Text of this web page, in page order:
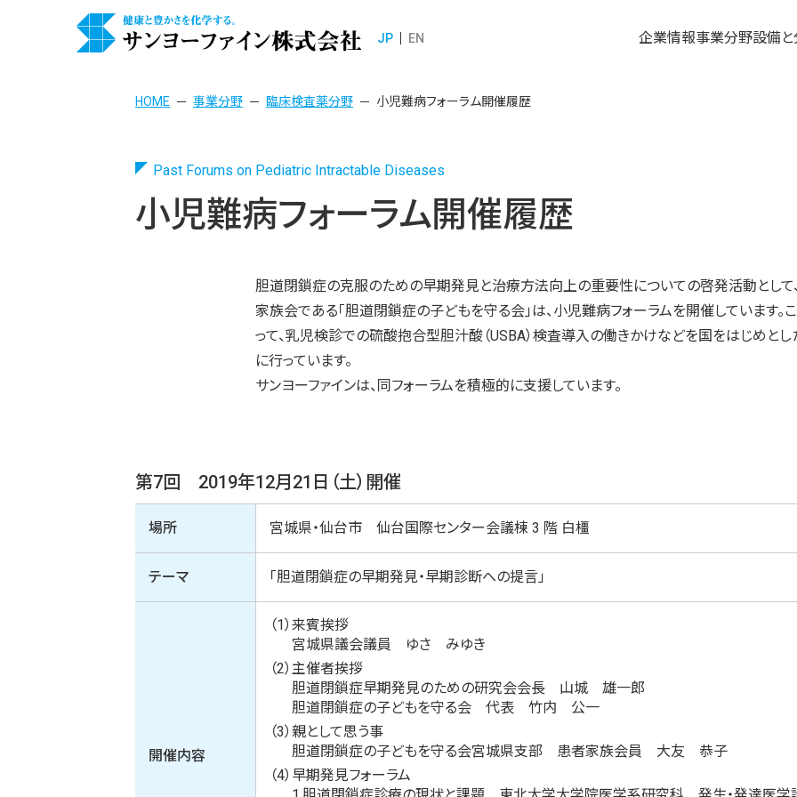
JP EN 企業情報事業分野設備
HOME 事業分野 臨床検査薬分野 小児難病フォーラム開催履歴
Past Forums on Pediatric Intractable Diseases
小児難病フォーラム開催履歴
胆道閉鎖症の克服のための早期発見と治療方法向上の重要性についての啓発活動として
家族会である「胆道閉鎖症の子どもを守る会」は、小児難病フォーラムを開催しています。
って、乳児検診での硫酸抱合型胆汁酸（USBA）検査導入の働きかけなどを国をはじめと
に行っています。
サンヨーファインは、同フォーラムを積極的に支援しています。
第7回 2019年12月21日（土）開催
場所 宮城県・仙台市 仙台国際センター会議棟 3 階 白橿
テーマ 「胆道閉鎖症の早期発見・早期診断への提言」
開催内容
（1） 来賓挨拶
宮城県議会議員 ゆさ みゆき
（2） 主催者挨拶
胆道閉鎖症早期発見のための研究会会長 山城 雄一郎
胆道閉鎖症の子どもを守る会 代表 竹内 公一
（3） 親として思う事
胆道閉鎖症の子どもを守る会宮城県支部 患者家族会員 大友 恭子
（4） 早期発見フォーラム